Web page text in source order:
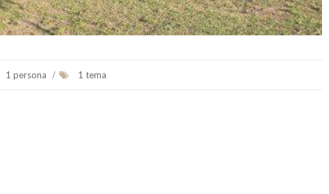
1 persona / 1 tema